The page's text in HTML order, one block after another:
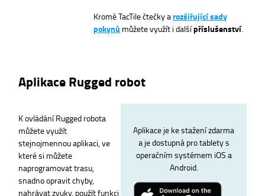
Kromě TacTile čtečky arozšiřující sady
pokynů můžete využít i dalšípříslušenství.
Aplikace Rugged robot
K ovládání Rugged robota
můžete využít
stejnojmennou aplikaci, ve
které si můžete
naprogramovat trasu,
snadno opravit chyby,
nahrávat zvuky, použít funkci
Aplikace je ke stažení zdarma
a je dostupná pro tablety s
operačním systémem iOS a
Android.